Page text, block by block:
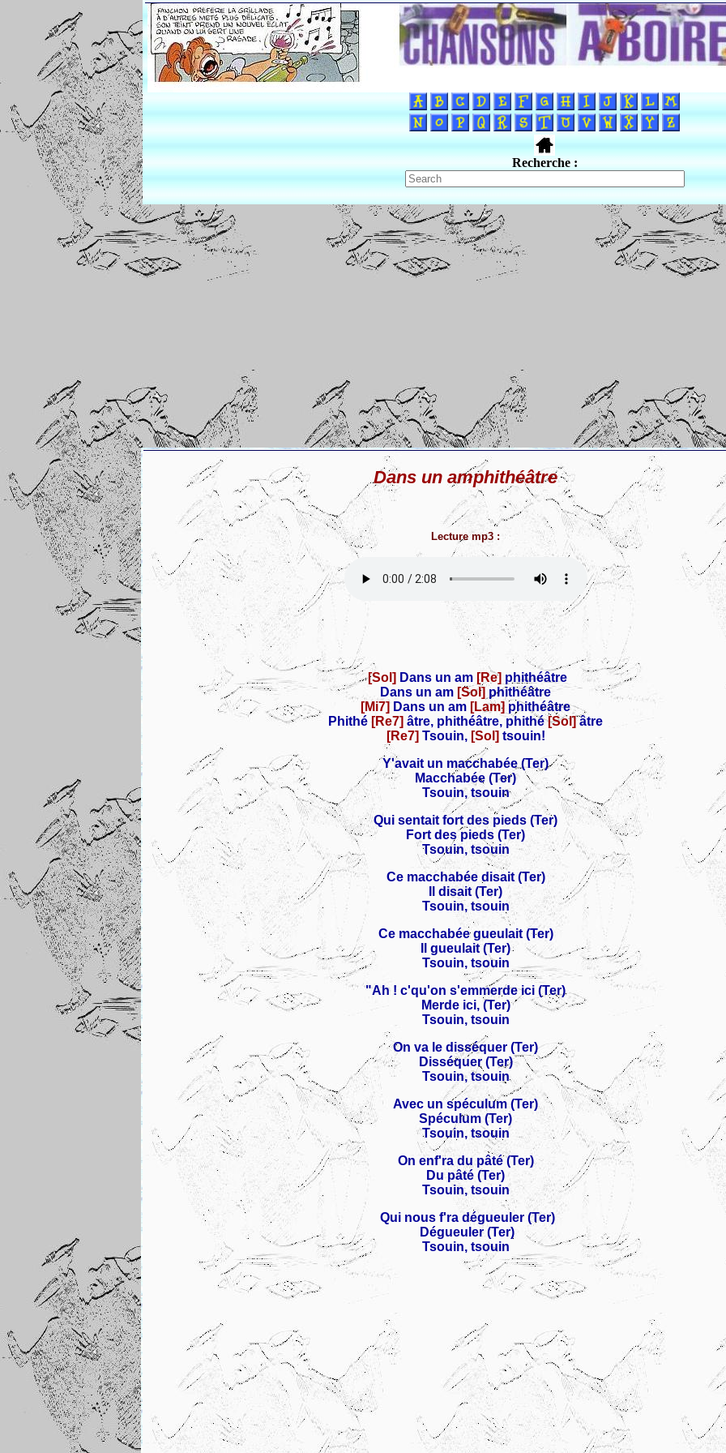
Recherche :
Dans un amphithéâtre
Lecture mp3 :
[Sol] Dans un am[Re] phithéâtre
Dans un am [Sol] phithéâtre
[Mi7] Dans un am [Lam] phithéâtre
Phithé [Re7] âtre, phithéâtre, phithé[Sol]âtre
[Re7] Tsouin,[Sol] tsouin!
Y'avait un macchabée (Ter)
Macchabée (Ter)
Tsouin, tsouin
Qui sentait fort des pieds (Ter)
Fort des pieds (Ter)
Tsouin, tsouin
Ce macchabée disait (Ter)
Il disait (Ter)
Tsouin, tsouin
Ce macchabée gueulait (Ter)
Il gueulait (Ter)
Tsouin, tsouin
"Ah ! c'qu'on s'emmerde ici (Ter)
Merde ici, (Ter)
Tsouin, tsouin
On va le disséquer (Ter)
Disséquer (Ter)
Tsouin, tsouin
Avec un spéculum (Ter)
Spéculum (Ter)
Tsouin, tsouin
On enf'ra du pâté (Ter)
Du pâté (Ter)
Tsouin, tsouin
Qui nous f'ra dégueuler (Ter)
Dégueuler (Ter)
Tsouin, tsouin